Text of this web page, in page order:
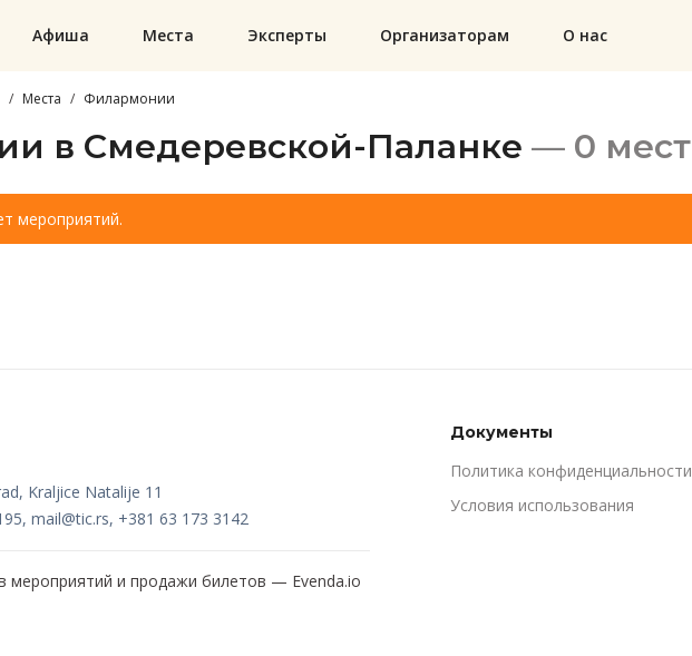
Афиша Места Эксперты Организаторам О нас
Места Филармонии
в Смедеревской-Паланке — 0 мест
мероприятий.
Kraljice Natalije 11
mail@tic.rs, +381 63 173 3142
мероприятий и продажи билетов — Evenda.io
Документы
Политика конфиденциальности
Условия использования